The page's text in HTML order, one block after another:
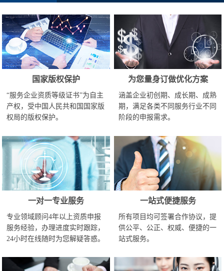
国家版权保护
“服务企业资质等级证书”为自主
产权，受中国人民共和国国家版
权局的版权保护。
为您量身订做优化方案
涵盖企业初创期、成长期、成熟
期，满足各类不同服务行业不同
阶段的申报需求。
一对一专业服务
专业领域顾问4年以上资质申报
服务经验，办理进度实时跟踪，
24小时在线随时为您解疑答惑。
一站式便捷服务
所有项目均可签署合作协议，提
供公平、公正、权威、便捷的一
站式服务。